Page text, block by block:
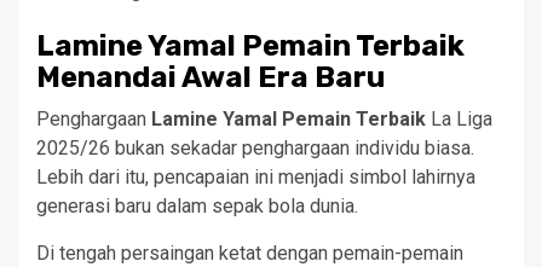
Lamine Yamal Pemain Terbaik
Menandai Awal Era Baru
Penghargaan Lamine Yamal Pemain Terbaik La Liga
2025/26 bukan sekadar penghargaan individu biasa.
Lebih dari itu, pencapaian ini menjadi simbol lahirnya
generasi baru dalam sepak bola dunia.
Di tengah persaingan ketat dengan pemain-pemain